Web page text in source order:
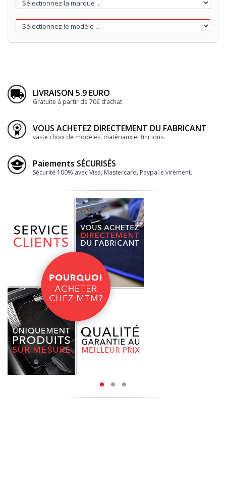
LIVRAISON 5.9 EURO
Gratuite à partir de 70€ d’achat
VOUS ACHETEZ DIRECTEMENT DU FABRICANT
vaste choix de modèles, matériaux et finitions.
Paiements SÉCURISÉS
Sécurité 100% avec Visa, Mastercard, Paypal e virement.